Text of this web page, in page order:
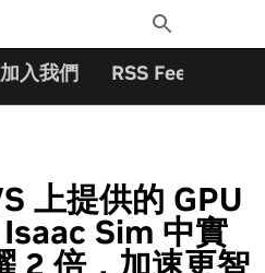
Toggle
Search
加入我們 RSS Feeds
上提供的 GPU
Sim 中實
2 倍，加速更智